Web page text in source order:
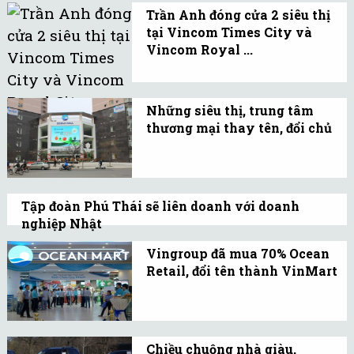
dựng nhà máy luyện cán
thép, sản xuất các loại
thép hình, thép dài và
thép tấm.
Trần Anh đóng cửa 2 siêu thị
tại Vincom Times City và
Vincom Royal ...
24/2/2015 vì yêu cầu trả
lại mặt bằng từ đơn vị
Những siêu thị, trung tâm
thương mại thay tên, đổi chủ
Việt Nam diễn ra sôi
động, trong đó nhiều
thương hiệu được thay
đổi.
Tập đoàn Phú Thái sẽ liên doanh với doanh
nghiệp Nhật
Theo đó, ông Phạm Đình Đoàn cho biết, dù
có hơn nghìn cửa hàng nhưng ông vẫn đề
nghị liên doanh 19% với doanh nghiệp
Nhật Bản.
Vingroup đã mua 70% Ocean
Retail, đổi tên thành VinMart
VinMart. Dự kiến đến
Chiều chuộng nhà giàu,